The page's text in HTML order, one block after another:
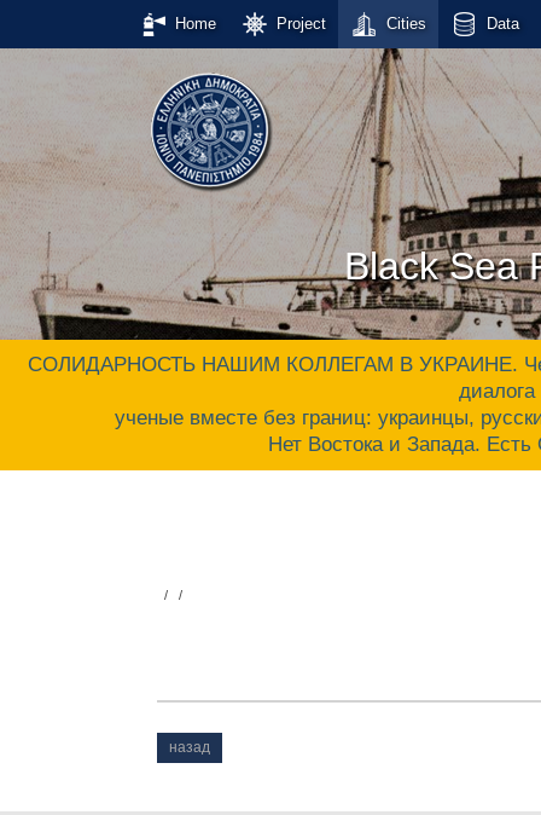
Home Project Cities Data
Black Sea
СОЛИДАРНОСТЬ НАШИМ КОЛЛЕГАМ В УКРАИНЕ.
ученые вместе без границ: украинцы,
Нет Востока и Запада.
/ /
назад